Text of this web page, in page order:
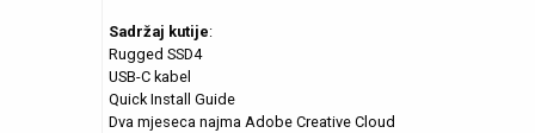
Sadržaj kutije:
Rugged SSD4
USB-C kabel
Quick Install Guide
Dva mjeseca najma Adobe Creative Cloud